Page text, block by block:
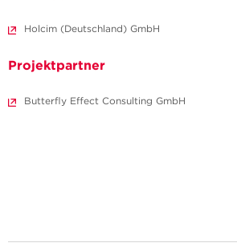
Holcim (Deutschland) GmbH
Projektpartner
Butterfly Effect Consulting GmbH